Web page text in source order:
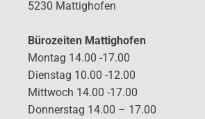
5230 Mattighofen
Bürozeiten Mattighofen
Montag 14.00 -17.00
Dienstag 10.00 -12.00
Mittwoch 14.00 -17.00
Donnerstag 14.00 – 17.00